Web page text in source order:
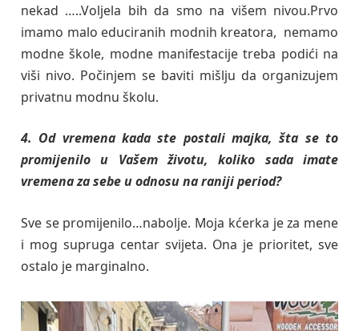
nekad …..Voljela bih da smo na višem nivou.Prvo
imamo malo educiranih modnih kreatora, nemamo
modne škole, modne manifestacije treba podići na
viši nivo. Počinjem se baviti mišlju da organizujem
privatnu modnu školu.
4. Od vremena kada ste postali majka, šta se to
promijenilo u Vašem životu, koliko sada imate
vremena za sebe u odnosu na raniji period?
Sve se promijenilo…nabolje. Moja kćerka je za mene
i mog supruga centar svijeta. Ona je prioritet, sve
ostalo je marginalno.